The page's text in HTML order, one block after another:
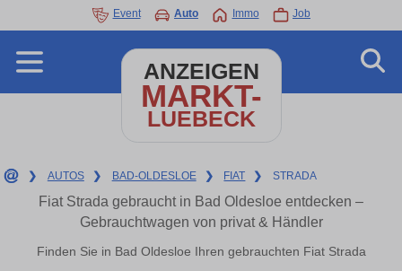
Event Auto Immo Job
ANZEIGEN
MARKT-
LUEBECK
❯ AUTOS ❯ BAD-OLDESLOE ❯ FIAT ❯ STRADA
Fiat Strada gebraucht in Bad Oldesloe entdecken –
Gebrauchtwagen von privat & Händler
Finden Sie in Bad Oldesloe Ihren gebrauchten Fiat Strada